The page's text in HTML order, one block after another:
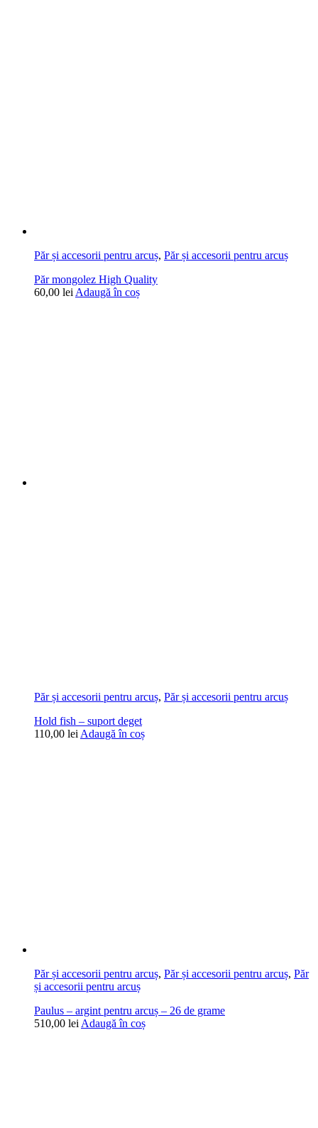
Păr și accesorii pentru arcuș, Păr și accesorii pentru arcuș
Păr mongolez High Quality
60,00 lei Adaugă în coș
Păr și accesorii pentru arcuș, Păr și accesorii pentru arcuș
Hold fish – suport deget
110,00 lei Adaugă în coș
Păr și accesorii pentru arcuș, Păr și accesorii pentru arcuș, Păr
și accesorii pentru arcuș
Paulus – argint pentru arcuș – 26 de grame
510,00 lei Adaugă în coș